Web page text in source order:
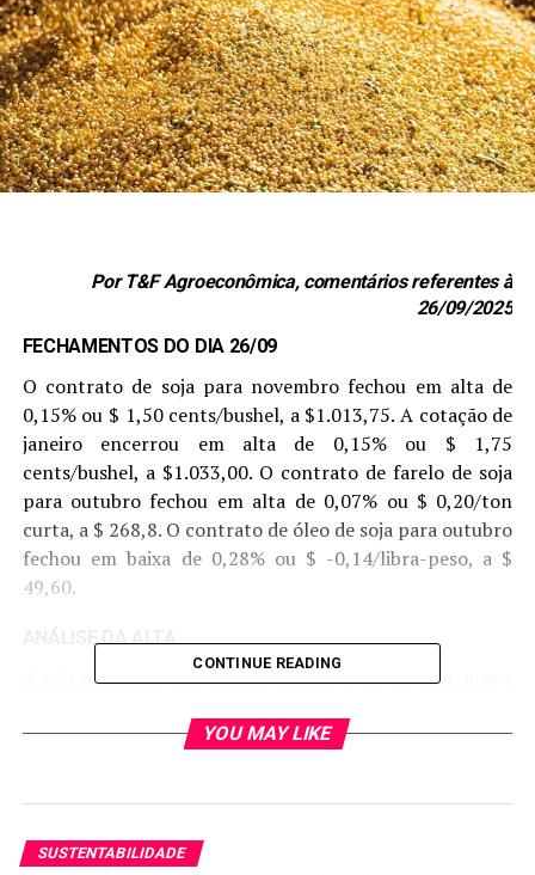
Por T&F Agroeconômica, comentários referentes à
26/09/2025
FECHAMENTOS DO DIA 26/09
O contrato de soja para novembro fechou em alta de
0,15% ou $ 1,50 cents/bushel, a $1.013,75. A cotação de
janeiro encerrou em alta de 0,15% ou $ 1,75
cents/bushel, a $1.033,00. O contrato de farelo de soja
para outubro fechou em alta de 0,07% ou $ 0,20/ton
curta, a $ 268,8. O contrato de óleo de soja para outubro
fechou em baixa de 0,28% ou $ -0,14/libra-peso, a $
49,60.
A soja negociada em Chicago fechou o dia em alta, mas a
conseguiram uma leve recuperação nesta sexta-feira
dominou os últimos dias foi a retirada temporária das
CONTINUE READING
YOU MAY LIKE
SUSTENTABILIDADE